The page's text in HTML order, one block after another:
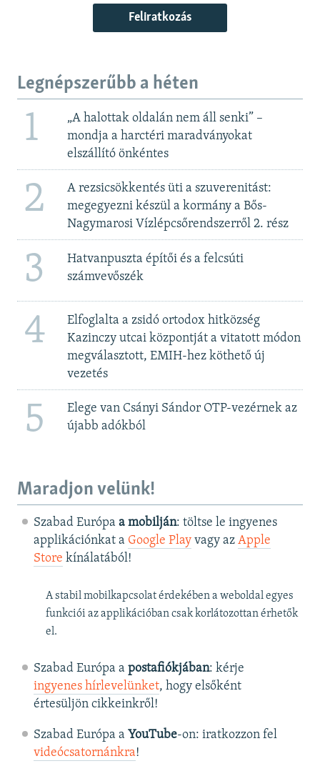
Feliratkozás
Legnépszerűbb a héten
1
„A halottak oldalán nem áll senki” –
mondja a harctéri maradványokat
elszállító önkéntes
2
A rezsicsökkentés üti a szuverenitást:
megegyezni készül a kormány a Bős-
Nagymarosi Vízlépcsőrendszerről 2. rész
3
Hatvanpuszta építői és a felcsúti
számvevőszék
4
Elfoglalta a zsidó ortodox hitközség
Kazinczy utcai központját a vitatott módon
megválasztott, EMIH-hez köthető új
vezetés
5
Elege van Csányi Sándor OTP-vezérnek az
újabb adókból
Maradjon velünk!
Szabad Európa a mobilján: töltse le ingyenes
applikációnkat a Google Playvagy az Apple
Store kínálatából!
A stabil mobilkapcsolat érdekében a weboldal egyes
funkciói az applikációban csak korlátozottan érhetők
el.
Szabad Európa a postafiókjában: kérje
ingyenes hírlevelünket, hogy elsőként
értesüljön cikkeinkről!
Szabad Európa a YouTube-on: iratkozzon fel
videócsatornánkra!